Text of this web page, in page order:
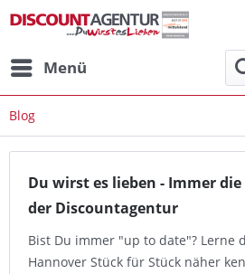
Menü
Blog
Du wirst es lieben - Immer
der Discountagentur
Bist Du immer "up to date"? Lerne
Hannover Stück für Stück näher